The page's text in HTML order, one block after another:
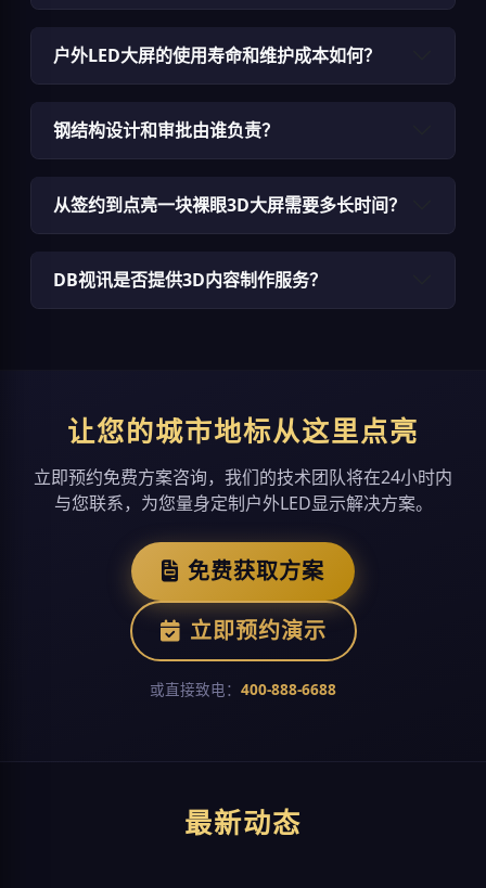
户外LED大屏的使用寿命和维护成本如何？
钢结构设计和审批由谁负责？
从签约到点亮一块裸眼3D大屏需要多长时间？
DB视讯是否提供3D内容制作服务？
让您的城市地标从这里点亮
立即预约免费方案咨询，我们的技术团队将在24小时内
与您联系，为您量身定制户外LED显示解决方案。
免费获取方案
立即预约演示
或直接致电： 400-888-6688
最新动态